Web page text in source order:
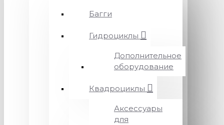
Багги
Гидроциклы
Дополнительное
оборудование
Квадроциклы
Аксессуары
для